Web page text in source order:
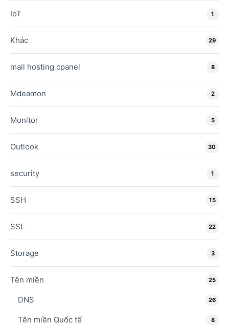
IoT 1
Khác 29
mail hosting cpanel 8
Mdeamon 2
Monitor 5
Outlook 30
security 1
SSH 15
SSL 22
Storage 3
Tên miền 25
DNS 26
Tên miền Quốc tế 8